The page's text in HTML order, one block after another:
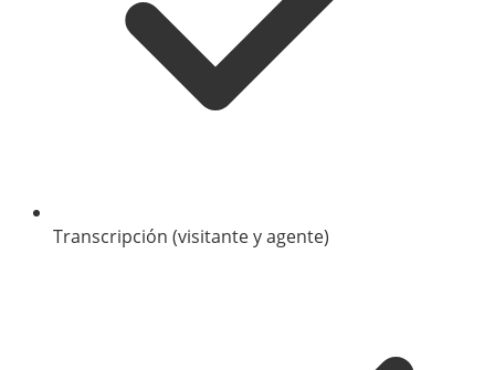
Transcripción (visitante y agente)